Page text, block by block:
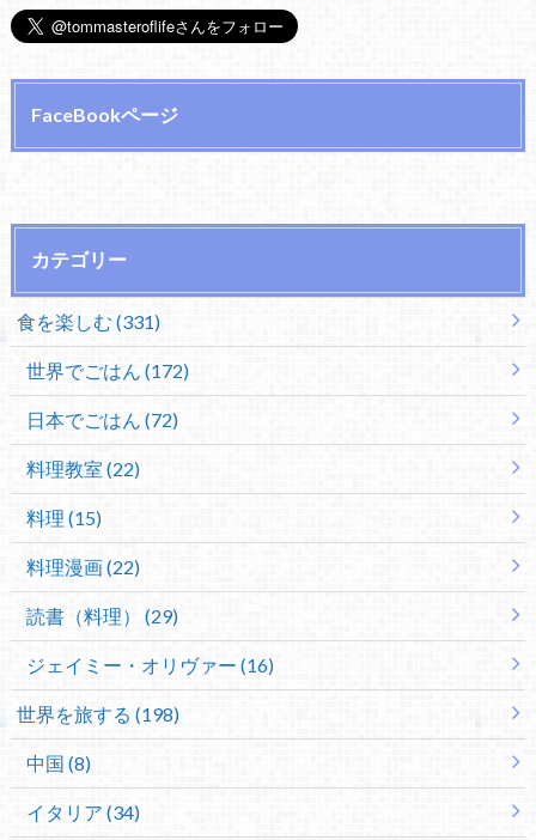
FaceBookページ
カテゴリー
食を楽しむ (331)
世界でごはん (172)
日本でごはん (72)
料理教室 (22)
料理 (15)
料理漫画 (22)
読書（料理） (29)
ジェイミー・オリヴァー (16)
世界を旅する (198)
中国 (8)
イタリア (34)